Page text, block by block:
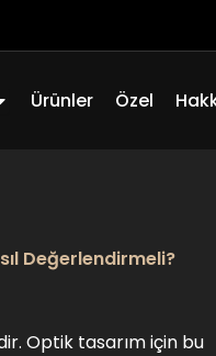
Quartz Glass
Ürünler Özel
Değerlendirmeli?
Optik tasarım için bu